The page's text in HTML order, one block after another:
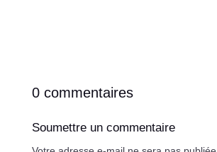
0 commentaires
Soumettre un commentaire